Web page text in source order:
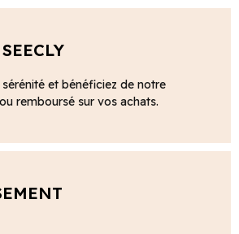
et bénéficiez de notre
remboursé sur vos achats.